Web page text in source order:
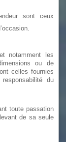
sont ceux
notamment les
ou de
celles fournies
du
toute passation
de sa seule